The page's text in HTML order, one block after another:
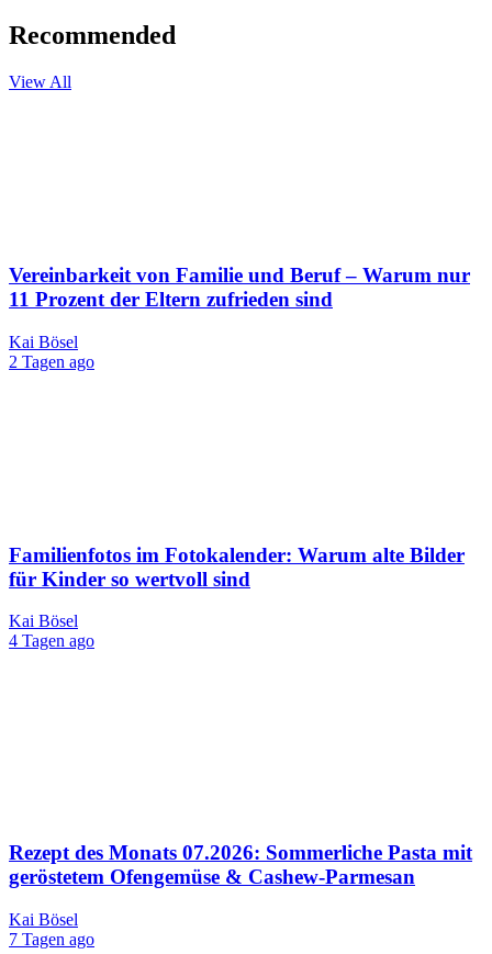
Recommended
View All
Vereinbarkeit von Familie und Beruf – Warum nur
11 Prozent der Eltern zufrieden sind
Kai Bösel
2 Tagen ago
Familienfotos im Fotokalender: Warum alte Bilder
für Kinder so wertvoll sind
Kai Bösel
4 Tagen ago
Rezept des Monats 07.2026: Sommerliche Pasta mit
geröstetem Ofengemüse & Cashew-Parmesan
Kai Bösel
7 Tagen ago